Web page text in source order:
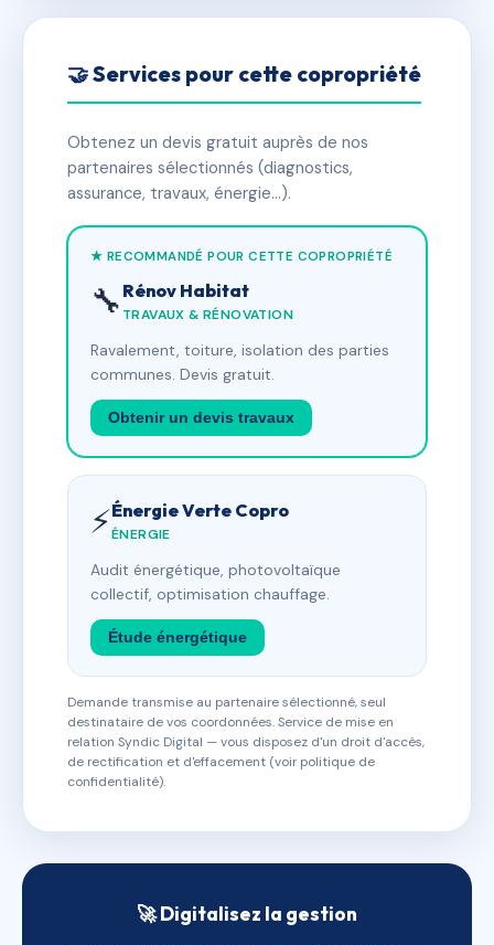
🤝 Services pour cette copropriété
Obtenez un devis gratuit auprès de nos
partenaires sélectionnés (diagnostics,
assurance, travaux, énergie…).
★ RECOMMANDÉ POUR CETTE COPROPRIÉTÉ
🔧 Rénov Habitat
TRAVAUX & RÉNOVATION
Ravalement, toiture, isolation des parties
communes. Devis gratuit.
Obtenir un devis travaux
⚡Énergie Verte Copro
ÉNERGIE
Audit énergétique, photovoltaïque
collectif, optimisation chauffage.
Étude énergétique
Demande transmise au partenaire sélectionné, seul
destinataire de vos coordonnées. Service de mise en
relation Syndic Digital — vous disposez d'un droit d'accès,
de rectification et d'effacement (voir politique de
confidentialité).
🚀 Digitalisez la gestion